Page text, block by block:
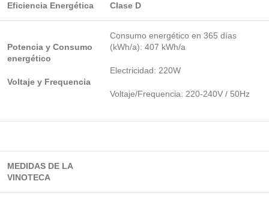
Eficiencia Energética Clase D
Potencia y Consumo
energético
Voltaje y Frequencia
Consumo energético en 365 días
(kWh/a): 407 kWh/a
Electricidad: 220W
Voltaje/Frequencia: 220-240V / 50Hz
MEDIDAS DE LA
VINOTECA